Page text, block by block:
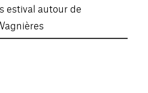
estival autour de